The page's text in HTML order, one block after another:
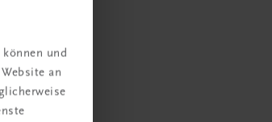
und
an